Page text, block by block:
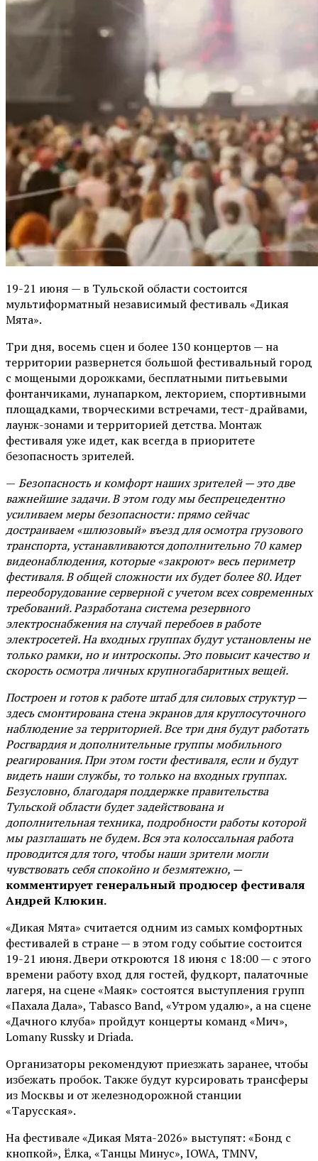
19-21 июня — в Тульской области состоится
мультиформатный независимый фестиваль «Дикая
Мята».
Три дня, восемь сцен и более 130 концертов — на
территории развернется большой фестивальный город
с мощеными дорожками, бесплатными питьевыми
фонтанчиками, лунапарком, лекторием, спортивными
площадками, творческими встречами, тест-драйвами,
лаунж-зонами и территорией детства. Монтаж
фестиваля уже идет, как всегда в приоритете
безопасность зрителей.
— Безопасность и комфорт наших зрителей — это две
важнейшие задачи. В этом году мы беспрецедентно
усиливаем меры безопасности: прямо сейчас
достраиваем «шлюзовый» въезд для осмотра грузового
транспорта, устанавливаются дополнительно 70 камер
видеонаблюдения, которые «закроют» весь периметр
фестиваля. В общей сложности их будет более 80. Идет
переоборудование серверной с учетом всех современных
требований. Разработана система резервного
электроснабжения на случай перебоев в работе
электросетей. На входных группах будут установлены не
только рамки, но и интроскопы. Это повысит качество и
скорость осмотра личных крупногабаритных вещей.
Построен и готов к работе штаб для силовых структур —
здесь смонтирована стена экранов для круглосуточного
наблюдение за территорией. Все три дня будут работать
Росгвардия и дополнительные группы мобильного
реагирования. При этом гости фестиваля, если и будут
видеть наши службы, то только на входных группах.
Безусловно, благодаря поддержке правительства
Тульской области будет задействована и
дополнительная техника, подробности работы которой
мы разглашать не будем. Вся эта колоссальная работа
проводится для того, чтобы наши зрители могли
чувствовать себя спокойно и безмятежно, —
комментирует генеральный продюсер фестиваля
Андрей Клюкин.
«Дикая Мята» считается одним из самых комфортных
фестивалей в стране — в этом году событие состоится
19-21 июня. Двери откроются 18 июня с 18:00 — с этого
времени работу вход для гостей, фудкорт, палаточные
лагеря, на сцене «Маяк» состоятся выступления групп
«Пахала Дала», Tabasco Band, «Утром удалю», а на сцене
«Дачного клуба» пройдут концерты команд «Мич»,
Lomany Russky и Driada.
Организаторы рекомендуют приезжать заранее, чтобы
избежать пробок. Также будут курсировать трансферы
из Москвы и от железнодорожной станции
«Тарусская».
На фестивале «Дикая Мята-2026» выступят: «Бонд с
кнопкой», Ёлка, «Танцы Минус», IOWA, TMNV,